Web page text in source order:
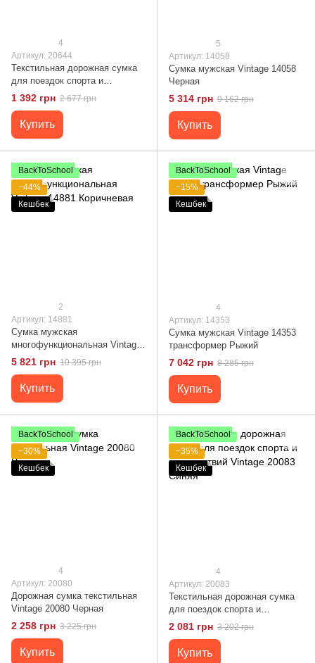
4
Артикул: 20644
Текстильная дорожная сумка
для поездок спорта и
путешествий Vintage 20644
1 392 грн 2 677 грн
Купить
5
Артикул: 14058
Сумка мужская Vintage 14058
Черная
5 314 грн 9 162 грн
Купить
BackToSchool
−44%
Кешбек
2
Артикул: 14881
Сумка мужская
многофункциональная Vintage
14881 Коричневая
5 821 грн 10 395 грн
Купить
BackToSchool
−15%
Кешбек
4
Артикул: 14353
Сумка мужская Vintage 14353
трансформер Рыжий
7 042 грн 8 285 грн
Купить
BackToSchool
−30%
Кешбек
4
Артикул: 20080
Дорожная сумка текстильная
Vintage 20080 Черная
2 258 грн 3 225 грн
Купить
BackToSchool
−35%
Кешбек
4
Артикул: 20083
Текстильная дорожная сумка
для поездок спорта и
путешествий Vintage 20083
2 081 грн 3 202 грн
Купить